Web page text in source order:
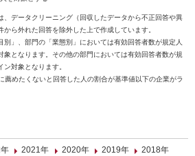
データクリーニング（回収したデータから不正回答や異
ら外れた回答を除外した上で作成しています。
」、部門の「業態別」においては有効回答者数が規定人
象となります。その他の部門においては有効回答者数が規
対象となります。
めたくないと回答した人の割合が基準値以下の企業がラ
2021年 2020年 2019年
2018年